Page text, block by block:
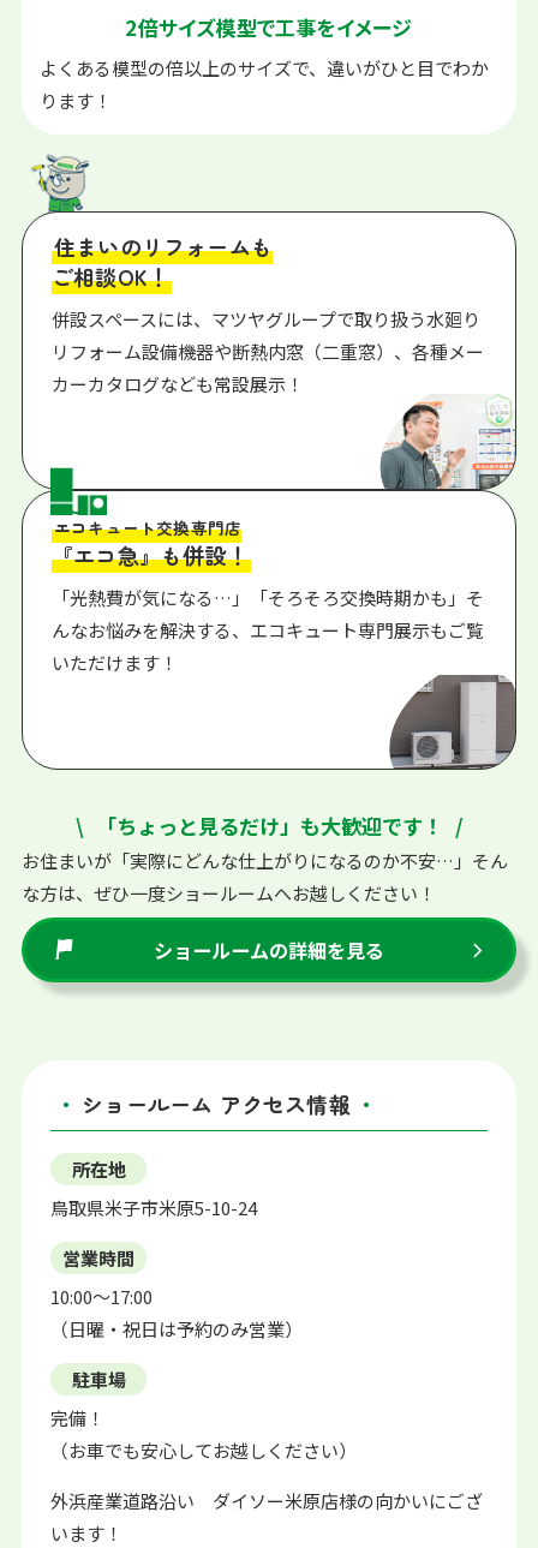
2倍サイズ模型で工事をイメージ
よくある模型の倍以上のサイズで、違いがひと目でわか
ります！
住まいのリフォームも
ご相談OK！
併設スペースには、マツヤグループで取り扱う水廻り
リフォーム設備機器や断熱内窓（二重窓）、各種メー
カーカタログなども常設展示！
エコキュート交換専門店
『エコ急』も併設！
「光熱費が気になる…」「そろそろ交換時期かも」そ
んなお悩みを解決する、エコキュート専門展示もご覧
いただけます！
「ちょっと見るだけ」も大歓迎です！
お住まいが「実際にどんな仕上がりになるのか不安…」そん
な方は、ぜひ一度ショールームへお越しください！
ショールームの詳細を見る
ショールーム アクセス情報
所在地
鳥取県米子市米原5-10-24
営業時間
10:00〜17:00
（日曜・祝日は予約のみ営業）
駐車場
完備！
（お車でも安心してお越しください）
外浜産業道路沿い ダイソー米原店様の向かいにござ
います！